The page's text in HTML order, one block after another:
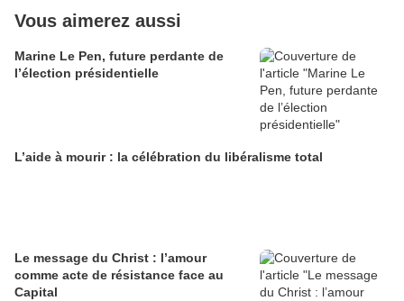
Vous aimerez aussi
Marine Le Pen, future perdante de
l’élection présidentielle
L’aide à mourir : la célébration du libéralisme total
Le message du Christ : l’amour
comme acte de résistance face au
Capital